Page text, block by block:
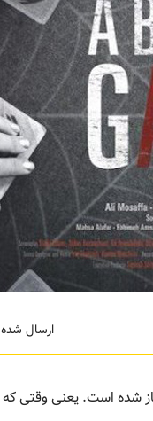
ارسال شده در 02/25/2019 توسط
شده است. یعنی وقتی